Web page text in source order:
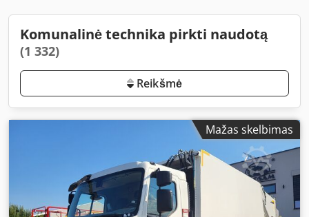
Komunalinė technika pirkti naudotą
(1 332)
Reikšmė
Mažas skelbimas